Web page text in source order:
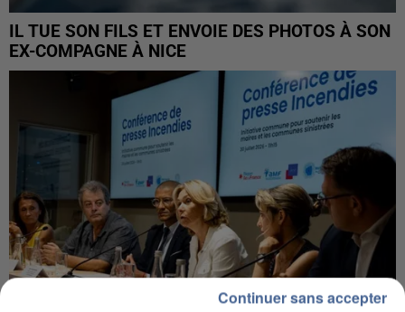
IL TUE SON FILS ET ENVOIE DES PHOTOS À SON
EX-COMPAGNE À NICE
Continuer sans accepter